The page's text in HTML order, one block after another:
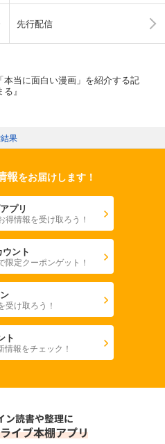
先行配信
本当に面白い漫画」を紹介する記
』
果
報をお届けします！
プリ
得情報を受け取ろう！
ント
限定クーポンゲット！
受け取ろう！
ト
情報をチェック！